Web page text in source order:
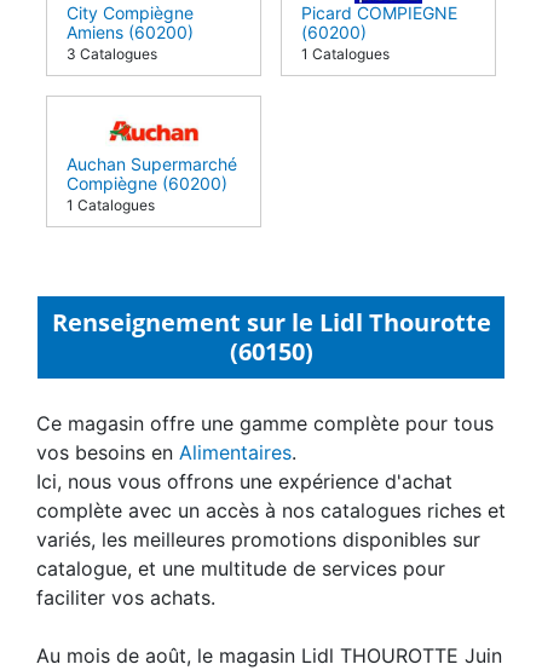
City Compiègne
Amiens (60200)
3 Catalogues
Picard COMPIEGNE
(60200)
1 Catalogues
Auchan Supermarché
Compiègne (60200)
1 Catalogues
Renseignement sur le Lidl Thourotte
(60150)
Ce magasin offre une gamme complète pour tous
vos besoins en Alimentaires.
Ici, nous vous offrons une expérience d'achat
complète avec un accès à nos catalogues riches et
variés, les meilleures promotions disponibles sur
catalogue, et une multitude de services pour
faciliter vos achats.
Au mois de août, le magasin Lidl THOUROTTE Juin